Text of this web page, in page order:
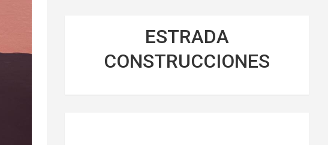
ESTRADA
CONSTRUCCIONES